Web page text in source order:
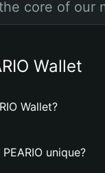
core of our
Wallet
Wallet?
unique?